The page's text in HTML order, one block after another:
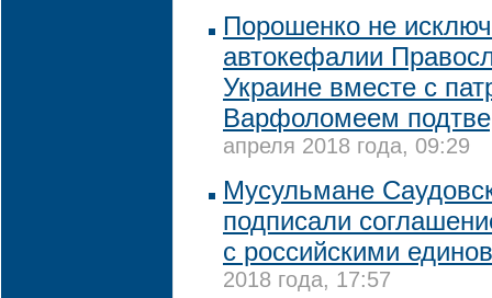
Порошенко не
автокефалии
Украине вместе с
Варфоломеем
апреля 2018 года, 09:29
Мусульмане
подписали
с российскими
2018 года, 17:57